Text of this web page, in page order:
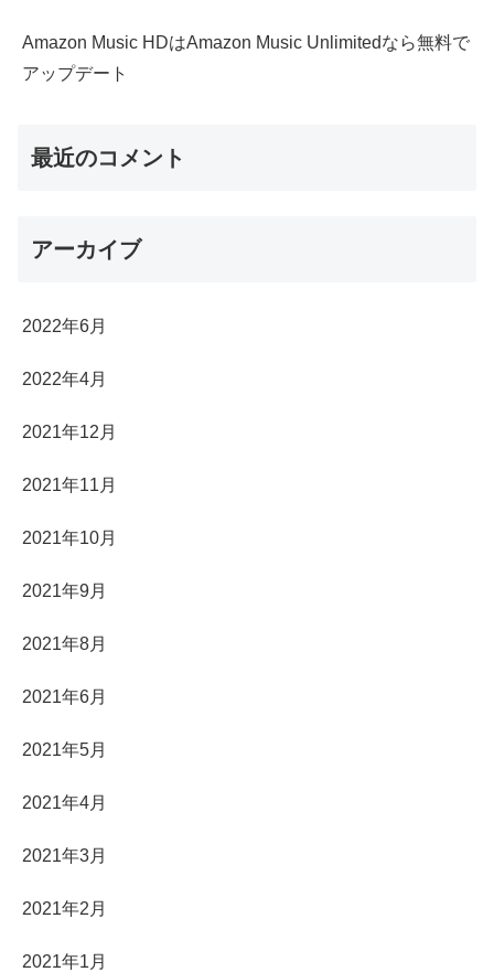
Amazon Music HDはAmazon Music Unlimitedなら無料で
アップデート
最近のコメント
アーカイブ
2022年6月
2022年4月
2021年12月
2021年11月
2021年10月
2021年9月
2021年8月
2021年6月
2021年5月
2021年4月
2021年3月
2021年2月
2021年1月